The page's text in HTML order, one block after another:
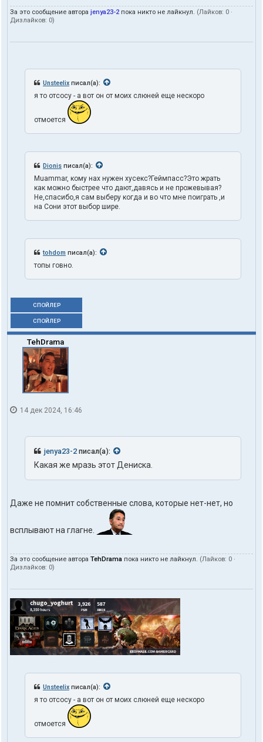
За это сообщение автора jenya23-2 пока никто не лайкнул. (Лайков: 0 ·
Дизлайков: 0)
Unsteelix писал(а):
я то отсосу - а вот он от моих слюней еще нескоро
отмоется
Dionis писал(а):
Muammar, кому нах нужен хусекс?Геймпасс?Это жрать
как можно быстрее что дают,давясь и не прожевывая?
Не,спасибо,я сам выберу когда и во что мне поиграть ,и
на Сони этот выбор шире.
tohdom писал(а):
топы говно.
СПОЙЛЕР
СПОЙЛЕР
TehDrama
14 дек 2024, 16:46
jenya23-2 писал(а):
Какая же мразь этот Дениска.
Даже не помнит собственные слова, которые нет-нет, но
всплывают на глагне.
За это сообщение автора TehDrama пока никто не лайкнул. (Лайков: 0 ·
Дизлайков: 0)
Unsteelix писал(а):
я то отсосу - а вот он от моих слюней еще нескоро
отмоется